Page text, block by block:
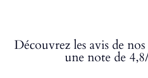
Découvrez les avis de
une note de